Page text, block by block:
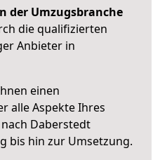
der Umzugsbranche
die qualifizierten
Anbieter in
einen
alle Aspekte Ihres
Daberstedt
bis hin zur Umsetzung.